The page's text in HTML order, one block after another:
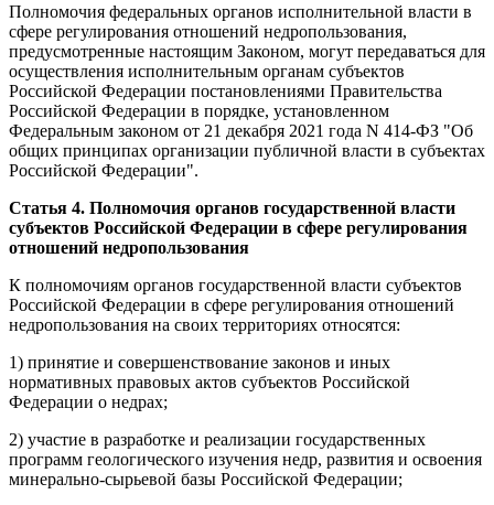
Полномочия федеральных органов исполнительной власти в
сфере регулирования отношений недропользования,
предусмотренные настоящим Законом, могут передаваться для
осуществления исполнительным органам субъектов
Российской Федерации постановлениями Правительства
Российской Федерации в порядке, установленном
Федеральным законом от 21 декабря 2021 года N 414-ФЗ "Об
общих принципах организации публичной власти в субъектах
Российской Федерации".
Статья 4. Полномочия органов государственной власти
субъектов Российской Федерации в сфере регулирования
отношений недропользования
К полномочиям органов государственной власти субъектов
Российской Федерации в сфере регулирования отношений
недропользования на своих территориях относятся:
1) принятие и совершенствование законов и иных
нормативных правовых актов субъектов Российской
Федерации о недрах;
2) участие в разработке и реализации государственных
программ геологического изучения недр, развития и освоения
минерально-сырьевой базы Российской Федерации;